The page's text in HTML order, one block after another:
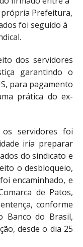
própria Prefeitura,
foi seguido à
dos servidores
garantindo o
para pagamento
prática do ex-
servidores foi
iria preparar
do sindicato e
o desbloqueio,
encaminhado, e
de Patos,
conforme
Banco do Brasil,
desde o dia 25